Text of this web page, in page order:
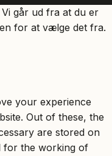
går ud fra at du er
for at vælge det fra.
your experience
Out of these, the
are stored on
for the working of